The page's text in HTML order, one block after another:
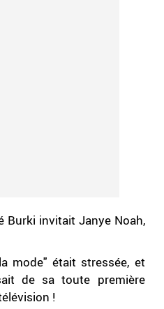
Burki invitait Janye Noah,
mode" était stressée, et
de sa toute première
!